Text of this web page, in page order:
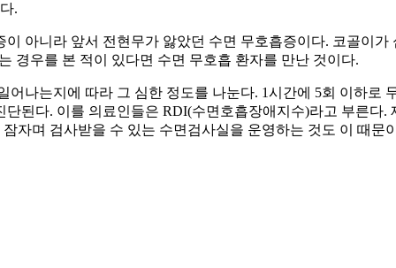
.
아니라 앞서 전현무가 앓았던 수면 무호흡증이다. 코골이
경우를 본 적이 있다면 수면 무호흡 환자를 만난 것이다.
나는지에 따라 그 심한 정도를 나눈다. 1시간에 5회 이하로
된다. 이를 의료인들은 RDI(수면호흡장애지수)라고 부른다
자며 검사받을 수 있는 수면검사실을 운영하는 것도 이 때문